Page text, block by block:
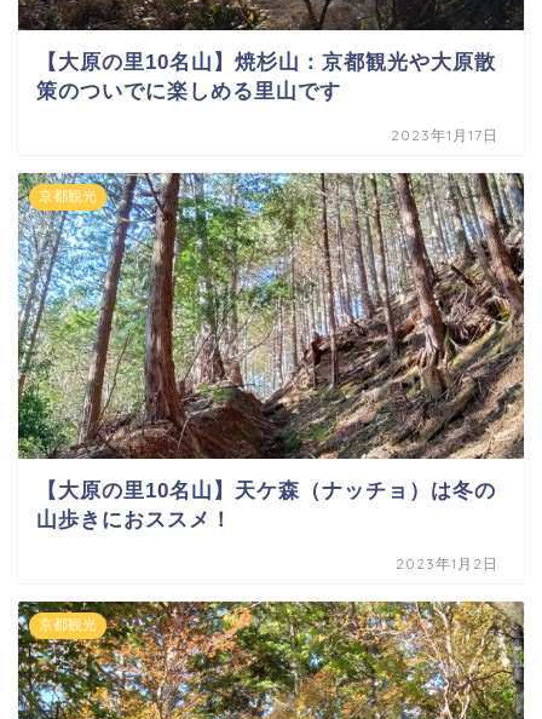
【大原の里10名山】焼杉山：京都観光や大原散
策のついでに楽しめる里山です
2023年1月17日
京都観光
【大原の里10名山】天ケ森（ナッチョ）は冬の
山歩きにおススメ！
2023年1月2日
京都観光